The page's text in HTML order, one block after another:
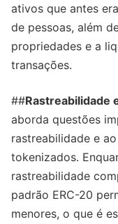
ativos que antes
de pessoas, além
propriedades e a
transações.
##Rastreabilidade
aborda questões
rastreabilidade e
tokenizados.
rastreabilidade
padrão ERC-20
menores, o que é